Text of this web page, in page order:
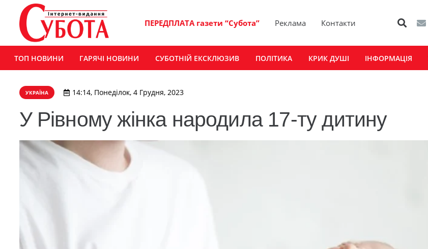
ПЕРЕДПЛАТА газети “Субота” Реклама Контакти
ТОП НОВИНИ ГАРЯЧІ НОВИНИ СУБОТНІЙ ЕКСКЛЮЗИВ ПОЛІТИКА КРИК ДУШІ ІНФОРМАЦІЯ
УКРАЇНА 14:14, Понеділок, 4 Грудня, 2023
У Рівному жінка народила 17-ту дитину